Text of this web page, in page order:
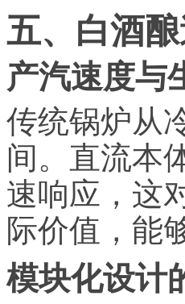
五、白酒
产汽速度与
传统锅炉从
间。直流本
速响应，这
际价值，能
模块化设计